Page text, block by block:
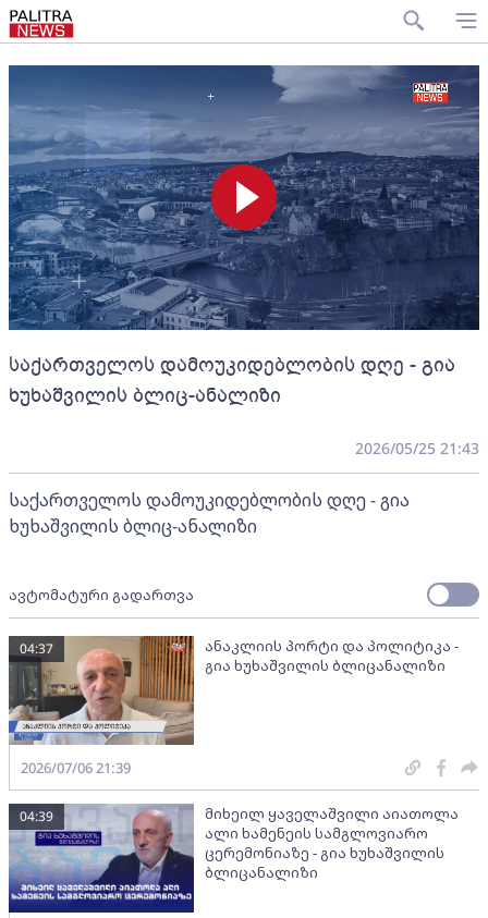
საქართველოს დამოუკიდებლობის დღე - გია
ხუხაშვილის ბლიც-ანალიზი
2026/05/25 21:43
საქართველოს დამოუკიდებლობის დღე - გია
ხუხაშვილის ბლიც-ანალიზი
ავტომატური გადართვა
ანაკლიის პორტი და პოლიტიკა -
გია ხუხაშვილის ბლიცანალიზი
04:37
2026/07/06 21:39
მიხეილ ყაველაშვილი აიათოლა
ალი ხამენეის სამგლოვიარო
ცერემონიაზე - გია ხუხაშვილის
ბლიცანალიზი
04:39